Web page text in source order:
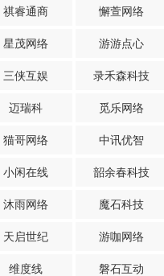
祺睿通商 懈萱网络
星茂网络 游游点心
三侠互娱 录禾森科技
迈瑞科 觅乐网络
猫哥网络 中讯优智
小闲在线 韶余春科技
沐雨网络 魔石科技
天启世纪 游咖网络
维度线 磐石互动